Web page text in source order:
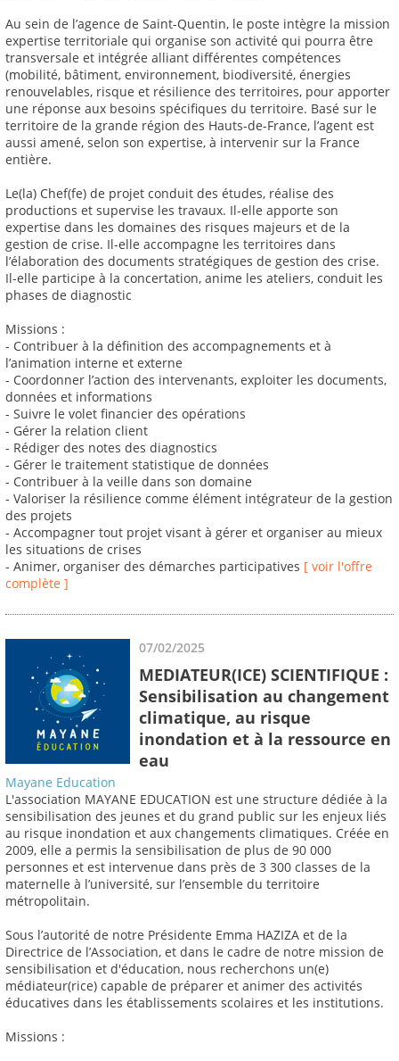
Au sein de l’agence de Saint-Quentin, le poste intègre la mission
expertise territoriale qui organise son activité qui pourra être
transversale et intégrée alliant différentes compétences
(mobilité, bâtiment, environnement, biodiversité, énergies
renouvelables, risque et résilience des territoires, pour apporter
une réponse aux besoins spécifiques du territoire. Basé sur le
territoire de la grande région des Hauts-de-France, l’agent est
aussi amené, selon son expertise, à intervenir sur la France
entière.
Le(la) Chef(fe) de projet conduit des études, réalise des
productions et supervise les travaux. Il-elle apporte son
expertise dans les domaines des risques majeurs et de la
gestion de crise. Il-elle accompagne les territoires dans
l’élaboration des documents stratégiques de gestion des crise.
Il-elle participe à la concertation, anime les ateliers, conduit les
phases de diagnostic
Missions :
- Contribuer à la définition des accompagnements et à
l’animation interne et externe
- Coordonner l’action des intervenants, exploiter les documents,
données et informations
- Suivre le volet financier des opérations
- Gérer la relation client
- Rédiger des notes des diagnostics
- Gérer le traitement statistique de données
- Contribuer à la veille dans son domaine
- Valoriser la résilience comme élément intégrateur de la gestion
des projets
- Accompagner tout projet visant à gérer et organiser au mieux
les situations de crises
- Animer, organiser des démarches participatives [ voir l'offre
complète ]
07/02/2025
MEDIATEUR(ICE) SCIENTIFIQUE :
Sensibilisation au changement
climatique, au risque
inondation et à la ressource en
eau
Mayane Education
L'association MAYANE EDUCATION est une structure dédiée à la
sensibilisation des jeunes et du grand public sur les enjeux liés
au risque inondation et aux changements climatiques. Créée en
2009, elle a permis la sensibilisation de plus de 90 000
personnes et est intervenue dans près de 3 300 classes de la
maternelle à l’université, sur l’ensemble du territoire
métropolitain.
Sous l’autorité de notre Présidente Emma HAZIZA et de la
Directrice de l’Association, et dans le cadre de notre mission de
sensibilisation et d'éducation, nous recherchons un(e)
médiateur(rice) capable de préparer et animer des activités
éducatives dans les établissements scolaires et les institutions.
Missions :